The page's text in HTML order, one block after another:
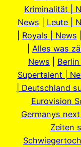
Kriminalität |
News
Leute |
Royals | News
Alles was
News
Supertalent |
| Deutschland
Eurovision
Germanys
Zeiten